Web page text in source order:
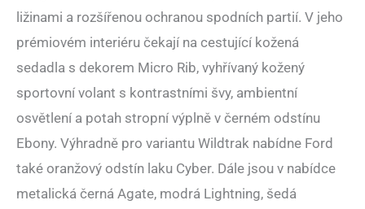
ližinami a rozšířenou ochranou spodních partií. V jeho
prémiovém interiéru čekají na cestující kožená
sedadla s dekorem Micro Rib, vyhřívaný kožený
sportovní volant s kontrastními švy, ambientní
osvětlení a potah stropní výplně v černém odstínu
Ebony. Výhradně pro variantu Wildtrak nabídne Ford
také oranžový odstín laku Cyber. Dále jsou v nabídce
metalická černá Agate, modrá Lightning, šedá